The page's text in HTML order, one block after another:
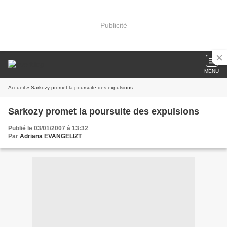
Publicité
MENU
Accueil » Sarkozy promet la poursuite des expulsions
Sarkozy promet la poursuite des expulsions
Publié le 03/01/2007 à 13:32
Par Adriana EVANGELIZT